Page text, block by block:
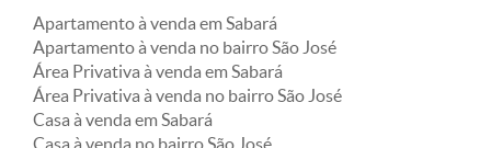
Apartamento à venda em Sabará
Apartamento à venda no bairro São José
Área Privativa à venda em Sabará
Área Privativa à venda no bairro São José
Casa à venda em Sabará
Casa à venda no bairro São José